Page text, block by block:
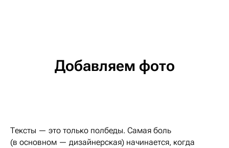
Добавляем фото
Тексты — это только полбеды. Самая боль
(в основном — дизайнерская) начинается, когда